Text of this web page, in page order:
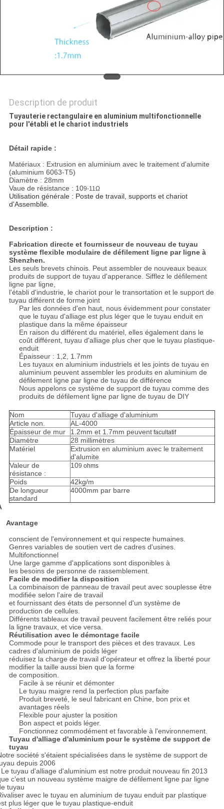
CONFIDENTIALITÉ
Description de produit
Tuyauterie rectangulaire en aluminium multifonctionnelle
pour l'établi et le chariot industriels
Détail rapide :
Matériaux : Extrusion en aluminium avec le traitement d'alumite
(aluminium 6063-T5)
Diamètre : 28mm
Vaue de résistance : 109-11Ω
Utilisation générale : Poste de travail, supports et chariot
d'Assemblle.
Description :
Fabrication directe et fournisseur de nouveau de tuyau
système flexible modulaire de défilement ligne par ligne à
Shenzhen.
Les seuls brevets chinois. Peut assembler de nouveaux beaux
produits de support de tuyau d'apperance. Sifflez le défilement
ligne par ligne,
l'établi d'industrie, le chariot pour le transortation et le support de
tuyau différent de forme joint
Par les données d'en haut, nous évidemment pour constater
que le tuyau d'alliage est plus léger que le tuyau enduit en
plastique dans la même épaisseur
En raison du différent du matériel, elles également dans le
coût différent, tuyau d'alliage plus cher que le tuyau plastique-
enduit
Épaisseur : 1,2, 1.7mm
Les tuyaux en aluminium industriels et les joints de tuyau en
aluminium peuvent assembler les produits en aluminium de
défilement ligne par ligne de tuyau de différence
Nous appelons ce système de support de tuyau comme des
produits de défilement ligne par ligne de tuyau de DIY
Nom
Tuyau d'alliage d'aluminium
Article non.
AL-4000
Épaisseur de mur
1.2mm et 1.7mm peuvent facultatif
Diamètre
28 millimètres
Matériel
Extrusion en aluminium avec le traitement
d'alumite
Valeur de
résistance :
109 ohms
Poids
42kg/m
De longueur
standard
4000mm par barre
Avantage
conscient de l'environnement et qui respecte humaines.
Genres variables de soutien vert de cadres d'usines.
Multifonctionnel
Une large gamme d'applications sont disponibles à
les besoins de personne de rassemblement.
Facile de modifier la disposition
La combinaison de panneau de travail peut avec souplesse être
modifiée selon l'aire de travail
et fournissant des états de personnel d'un système de
production de cellules.
Différents tableaux de travail peuvent facilement être reliés pour
la ligne travaux, et vice versa.
Réutilisation avec le démontage facile
Commode pour le transport des pièces et des travaux. Les
cadres d'aluminium de poids léger
réduisez la charge de travail d'opérateur et offrez la liberté pour
modifier la taille aussi bien que la forme
de composition.
Facile à se réunir et démonter
Le tuyau maigre rend la perfection plus parfaite
Produit breveté, le seul fabricant en Chine, bon prix et
avantages réels
Flexible pour ajuster la position
Bon aspect et poids léger.
Fonctionnez commodément et favorable à l'environnement.
Tuyau d'alliage d'aluminium pour le système de support de
tuyau
société s'étaient spécialisées dans le système de support de
depuis 2006
tuyau d'alliage d'aluminium est notre produit nouveau fin 2013
c'est un nouveau système maigre de défilement ligne par ligne
tuyau
avec le tuyau en aluminium de tuyau enduit par plastique
plus léger que le tuyau plastique-enduit